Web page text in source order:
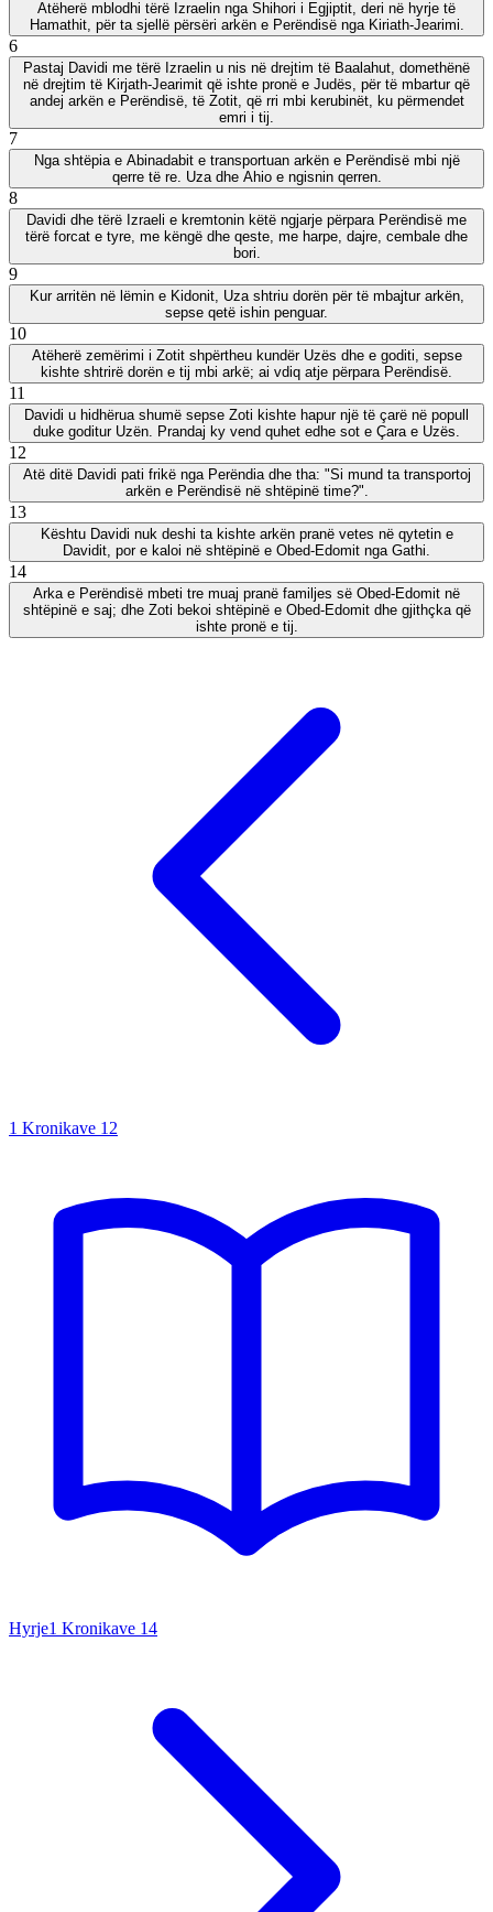
Atëherë mblodhi tërë Izraelin nga Shihori i Egjiptit, deri në hyrje të
Hamathit, për ta sjellë përsëri arkën e Perëndisë nga Kiriath-Jearimi.
6
Pastaj Davidi me tërë Izraelin u nis në drejtim të Baalahut, domethënë
në drejtim të Kirjath-Jearimit që ishte pronë e Judës, për të mbartur që
andej arkën e Perëndisë, të Zotit, që rri mbi kerubinët, ku përmendet
emri i tij.
7
Nga shtëpia e Abinadabit e transportuan arkën e Perëndisë mbi një
qerre të re. Uza dhe Ahio e ngisnin qerren.
8
Davidi dhe tërë Izraeli e kremtonin këtë ngjarje përpara Perëndisë me
tërë forcat e tyre, me këngë dhe qeste, me harpe, dajre, cembale dhe
bori.
9
Kur arritën në lëmin e Kidonit, Uza shtriu dorën për të mbajtur arkën,
sepse qetë ishin penguar.
10
Atëherë zemërimi i Zotit shpërtheu kundër Uzës dhe e goditi, sepse
kishte shtrirë dorën e tij mbi arkë; ai vdiq atje përpara Perëndisë.
11
Davidi u hidhërua shumë sepse Zoti kishte hapur një të çarë në popull
duke goditur Uzën. Prandaj ky vend quhet edhe sot e Çara e Uzës.
12
Atë ditë Davidi pati frikë nga Perëndia dhe tha: "Si mund ta transportoj
arkën e Perëndisë në shtëpinë time?".
13
Kështu Davidi nuk deshi ta kishte arkën pranë vetes në qytetin e
Davidit, por e kaloi në shtëpinë e Obed-Edomit nga Gathi.
14
Arka e Perëndisë mbeti tre muaj pranë familjes së Obed-Edomit në
shtëpinë e saj; dhe Zoti bekoi shtëpinë e Obed-Edomit dhe gjithçka që
ishte pronë e tij.
1 Kronikave 12
Hyrje1 Kronikave 14